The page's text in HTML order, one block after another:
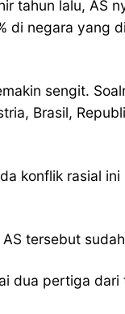
tahun lalu, AS
negara yang
sengit.
Brasil,
konflik rasial
tersebut
dua pertiga